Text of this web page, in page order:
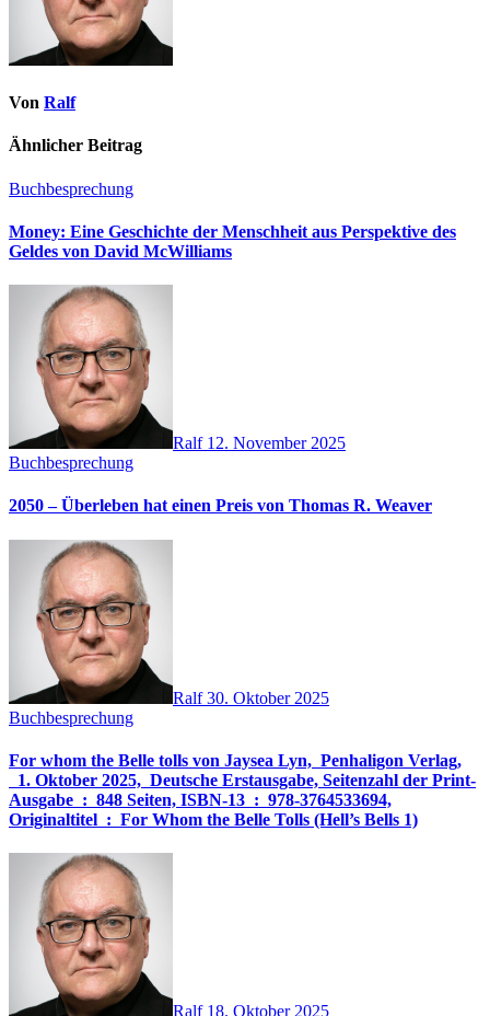
Von Ralf
Ähnlicher Beitrag
Buchbesprechung
Money: Eine Geschichte der Menschheit aus Perspektive des
Geldes von David McWilliams
Ralf 12. November 2025
Buchbesprechung
2050 – Überleben hat einen Preis von Thomas R. Weaver
Ralf30. Oktober 2025
Buchbesprechung
For whom the Belle tolls von Jaysea Lyn, ‎ Penhaligon Verlag,
‎ 1. Oktober 2025, ‎ Deutsche Erstausgabe, Seitenzahl der Print-
Ausgabe ‏ : ‎ 848 Seiten, ISBN-13 ‏ : ‎ 978-3764533694,
Originaltitel ‏ : ‎ For Whom the Belle Tolls (Hell’s Bells 1)
Ralf 18. Oktober 2025